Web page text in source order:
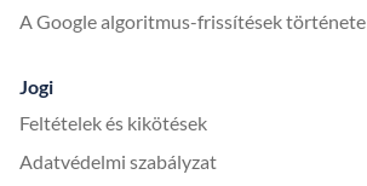
A Google algoritmus-frissítések története
Jogi
Feltételek és kikötések
Adatvédelmi szabályzat